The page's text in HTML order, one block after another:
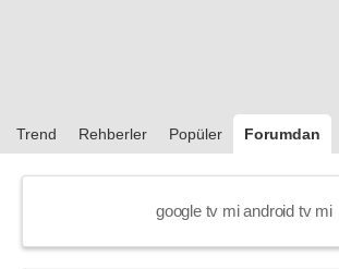
Trend Rehberler Popüler Forumdan
google tv mi android tv mi